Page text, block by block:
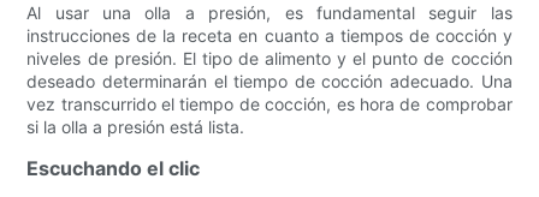
Al usar una olla a presión, es fundamental seguir las
instrucciones de la receta en cuanto a tiempos de cocción y
niveles de presión. El tipo de alimento y el punto de cocción
deseado determinarán el tiempo de cocción adecuado. Una
vez transcurrido el tiempo de cocción, es hora de comprobar
si la olla a presión está lista.
Escuchando el clic